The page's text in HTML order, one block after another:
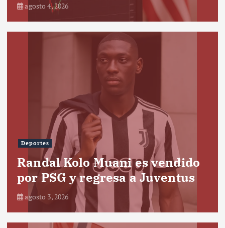
agosto 4, 2026
Deportes
Randal Kolo Muani es vendido
por PSG y regresa a Juventus
agosto 3, 2026